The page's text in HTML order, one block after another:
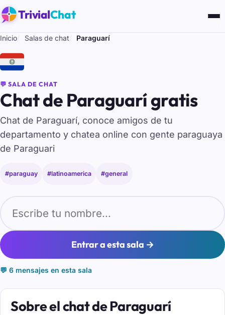
TrivialChat
Inicio Salas de chat Paraguarí
🇵🇾
💬 SALA DE CHAT
Chat de Paraguarí gratis
Chat de Paraguarí, conoce amigos de tu
departamento y chatea online con gente paraguaya
de Paraguari
#paraguay #latinoamerica #general
Entrar a esta sala →
💬 6 mensajes en esta sala
Sobre el chat de Paraguarí